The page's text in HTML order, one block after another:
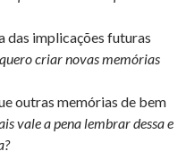
das implicações futuras
quero criar novas memórias
outras memórias de bem
vale a pena lembrar dessa e